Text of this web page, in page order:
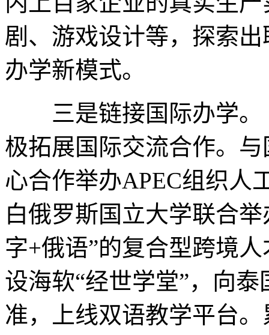
剧、游戏设计等，探索
办学新模式。
三是链接国际办学。
极拓展国际交流合作。
心合作举办APEC组织人
白俄罗斯国立大学联合
字+俄语”的复合型跨境
设海软“经世学堂”，向
准，上线双语教学平台